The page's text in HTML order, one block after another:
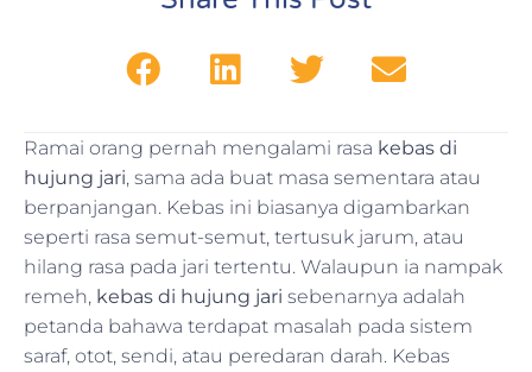
Ramai orang pernah mengalami rasa kebas di
hujung jari, sama ada buat masa sementara atau
berpanjangan. Kebas ini biasanya digambarkan
seperti rasa semut-semut, tertusuk jarum, atau
hilang rasa pada jari tertentu. Walaupun ia nampak
remeh, kebas di hujung jari sebenarnya adalah
petanda bahawa terdapat masalah pada sistem
saraf, otot, sendi, atau peredaran darah. Kebas